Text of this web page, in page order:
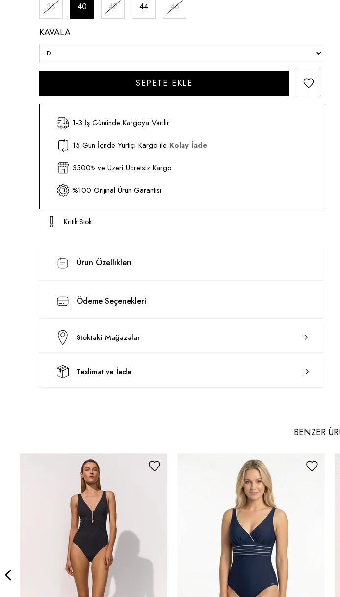
38 40 42 44 46
KAVALA
1-3 İş Gününde Kargoya Verilir
15 Gün İçnde Yurtiçi Kargo ile Kolay İade
3500₺ ve Üzeri Ücretsiz Kargo
%100 Orijinal Ürün Garantisi
Kritik Stok
Ürün Özellikleri
Ödeme Seçenekleri
Stoktaki Mağazalar
Teslimat ve İade
BENZER